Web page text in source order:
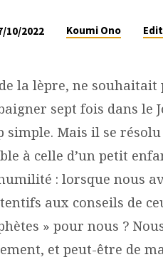
10/2022 Koumi Ono
la lèpre, ne souhaitait
sept fois dans le
simple. Mais il se
à celle d’un petit
: lorsque nous
aux conseils de
» pour nous ?
et peut-être de